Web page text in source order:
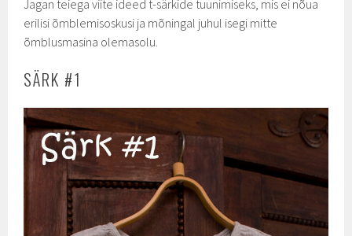
Jagan teiega viite ideed t-särkide tuunimiseks, mis ei nõua
erilisi õmblemisoskusi ja mõningal juhul isegi mitte
õmblusmasina olemasolu.
SÄRK #1